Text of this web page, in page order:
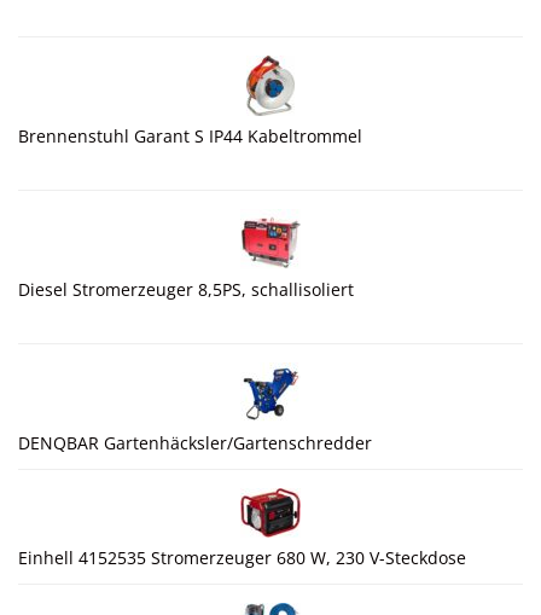
Brennenstuhl Garant S IP44 Kabeltrommel
Diesel Stromerzeuger 8,5PS, schallisoliert
DENQBAR Gartenhäcksler/Gartenschredder
Einhell 4152535 Stromerzeuger 680 W, 230 V-Steckdose